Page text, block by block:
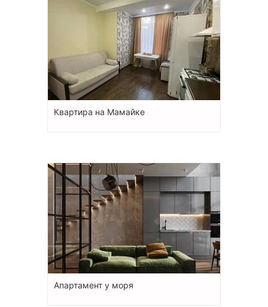
Квартира на Мамайке
Апартамент у моря